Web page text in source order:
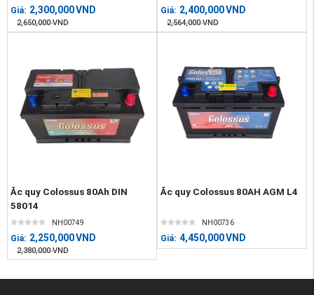
Giá: 2,300,000VND
2,650,000 VND
Giá: 2,400,000VND
2,564,000 VND
Ắc quy Colossus 80Ah DIN
58014
NH00749
Giá: 2,250,000VND
2,380,000 VND
Ắc quy Colossus 80AH AGM L4
NH00736
Giá: 4,450,000VND